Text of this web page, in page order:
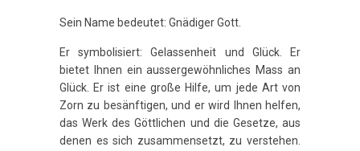
Sein Name bedeutet: Gnädiger Gott.
Er symbolisiert: Gelassenheit und Glück. Er
bietet Ihnen ein aussergewöhnliches Mass an
Glück. Er ist eine große Hilfe, um jede Art von
Zorn zu besänftigen, und er wird Ihnen helfen,
das Werk des Göttlichen und die Gesetze, aus
denen es sich zusammensetzt, zu verstehen.